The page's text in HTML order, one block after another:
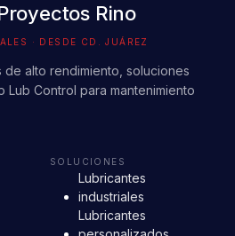
Rino
· DESDE CD. JUÁREZ
de alto rendimiento, soluciones
Lub Control para mantenimiento
SOLUCIONES
Lubricantes
industriales
Lubricantes